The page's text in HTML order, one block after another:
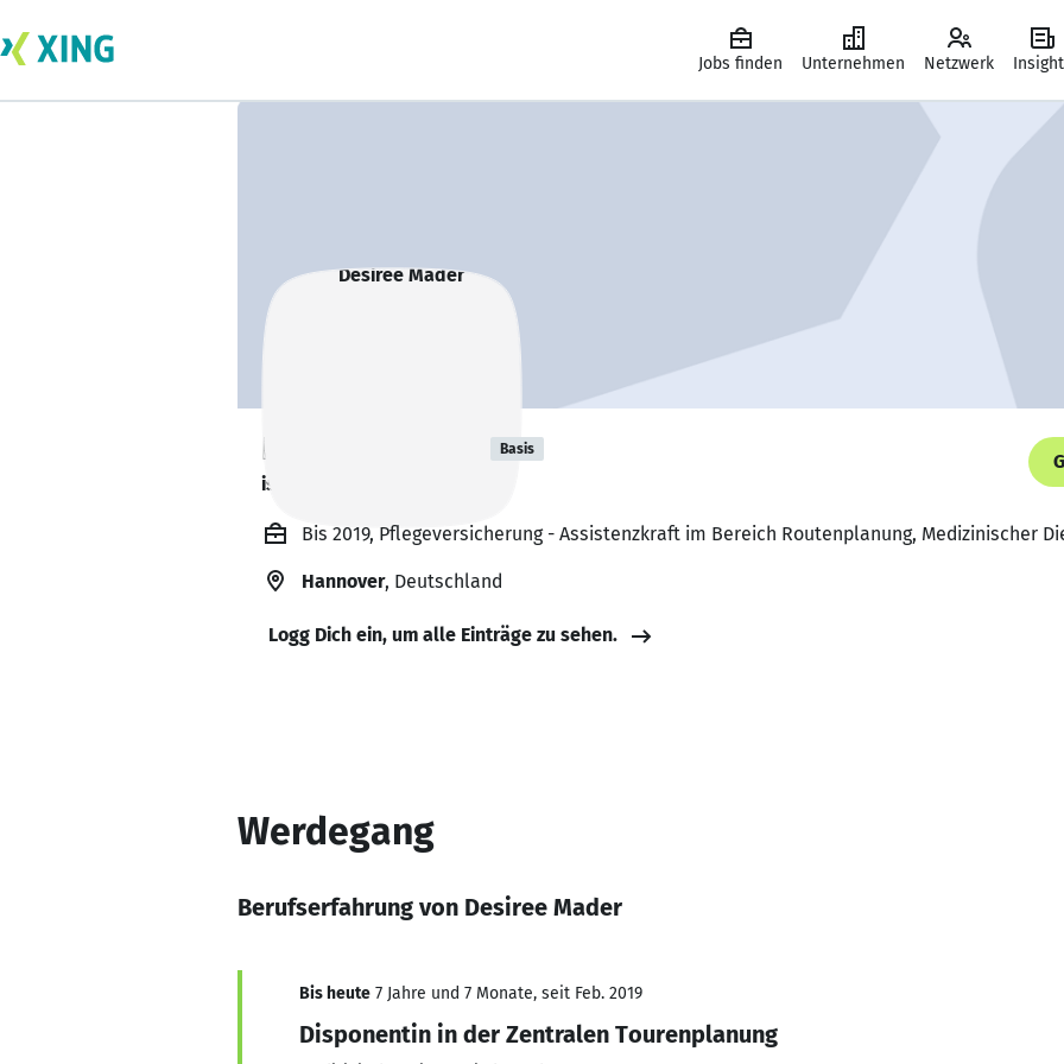
Jobs finden Unternehmen Netzwerk
Desiree Mader Basis
ist offen für Projekte. 🔎
Bis 2019, Pflegeversicherung - Assistenzkraft im Bereich Routenplanung, Medizinischer
Hannover, Deutschland
Logg Dich ein, um alle Einträge zu sehen.
Werdegang
Berufserfahrung von Desiree Mader
Bis heute 7 Jahre und 7 Monate, seit Feb. 2019
Disponentin in der Zentralen Tourenplanung